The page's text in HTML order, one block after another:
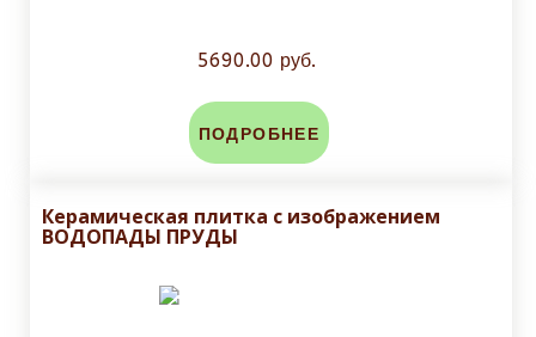
5690.00 руб.
ПОДРОБНЕЕ
Керамическая плитка с изображением
ВОДОПАДЫ ПРУДЫ